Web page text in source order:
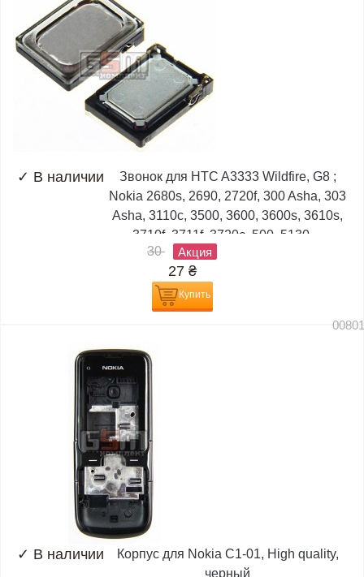
✓ В наличии
Звонок для HTC A3333 Wildfire, G8 ;
Nokia 2680s, 2690, 2720f, 300 Asha, 303
Asha, 3110c, 3500, 3600, 3600s, 3610s,
3710f, 3711f, 3720c, 500, 5130,...
30
Акция
27 ₴
Купить
✓ В наличии
Корпус для Nokia C1-01, High quality,
черный